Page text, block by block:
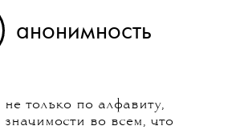
анонимность
только по алфавиту,
во всем, что